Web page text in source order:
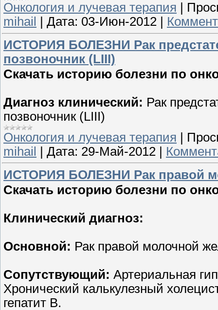
Онкология и лучевая терапия
mihail
Дата: 03-Июн-2012
ИСТОРИЯ БОЛЕЗНИ Рак
позвоночник (LIII)
Скачать историю болезни по
Диагноз клинический: Рак
позвоночник (LIII)
Онкология и лучевая терапия
mihail
Дата: 29-Май-2012
ИСТОРИЯ БОЛЕЗНИ Рак правой
Скачать историю болезни по
Клинический диагноз:
Основной: Рак правой молочной
Сопутствующий: Артериальная
Хронический калькулезный
гепатит В.